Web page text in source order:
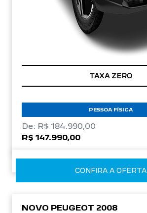
TAXA ZERO
PESSOA FÍSICA
De: R$ 184.990,00
R$ 147.990,00
CONFIRA A OFERTA
NOVO PEUGEOT 2008